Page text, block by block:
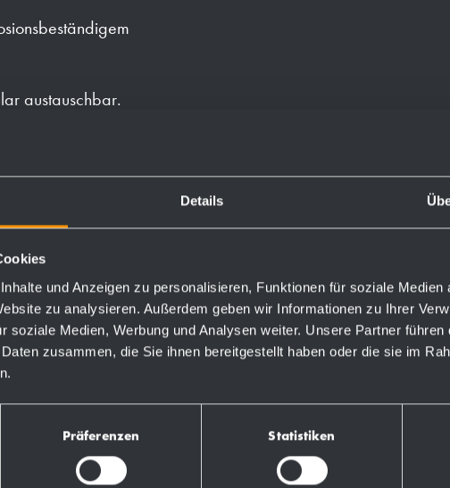
Details
und Anzeigen zu personalisieren, Funktionen für soziale Medien
zu analysieren. Außerdem geben wir Informationen zu Ihrer
soziale Medien, Werbung und Analysen weiter. Unsere Partner führen
zusammen, die Sie ihnen bereitgestellt haben oder die sie im
Präferenzen Statistiken
austauschbar.
Ausschnitt durch
und einem Paket
Bestellnummern
769049